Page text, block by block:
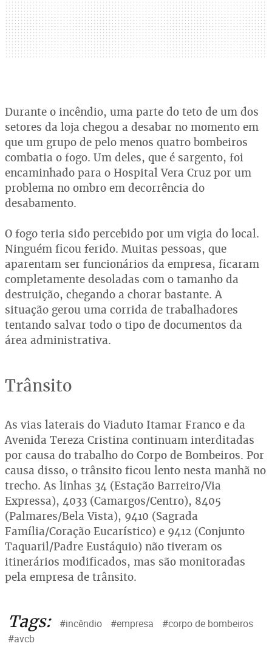
Durante o incêndio, uma parte do teto de um dos
setores da loja chegou a desabar no momento em
que um grupo de pelo menos quatro bombeiros
combatia o fogo. Um deles, que é sargento, foi
encaminhado para o Hospital Vera Cruz por um
problema no ombro em decorrência do
desabamento.
O fogo teria sido percebido por um vigia do local.
Ninguém ficou ferido. Muitas pessoas, que
aparentam ser funcionários da empresa, ficaram
completamente desoladas com o tamanho da
destruição, chegando a chorar bastante. A
situação gerou uma corrida de trabalhadores
tentando salvar todo o tipo de documentos da
área administrativa.
Trânsito
As vias laterais do Viaduto Itamar Franco e da
Avenida Tereza Cristina continuam interditadas
por causa do trabalho do Corpo de Bombeiros. Por
causa disso, o trânsito ficou lento nesta manhã no
trecho. As linhas 34 (Estação Barreiro/Via
Expressa), 4033 (Camargos/Centro), 8405
(Palmares/Bela Vista), 9410 (Sagrada
Família/Coração Eucarístico) e 9412 (Conjunto
Taquaril/Padre Eustáquio) não tiveram os
itinerários modificados, mas são monitoradas
pela empresa de trânsito.
Tags: #incêndio #empresa
#corpo de bombeiros
#avcb